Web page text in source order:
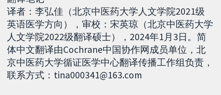
译者：李弘佳（北京中医药大学人文学院2021级
英语医学方向），审校：宋英琼（北京中医药大学
人文学院2022级翻译硕士），2024年1月3日。简
体中文翻译由Cochrane中国协作网成员单位，北
京中医药大学循证医学中心翻译传播工作组负责，
联系方式：tina000341@163.com